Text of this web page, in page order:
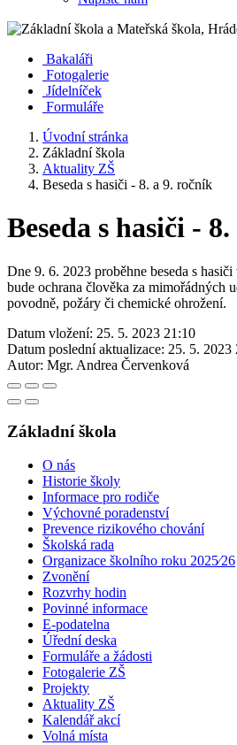
Bakaláři
Fotogalerie
Jídelníček
Formuláře
Úvodní stránka
Základní škola
Aktuality ZŠ
Beseda s hasiči - 8. a 9. ročník
Beseda s hasiči -
Dne 9. 6. 2023 proběhne beseda s
bude ochrana člověka za mimořádných
povodně, požáry či chemické ohrožení.
Datum vložení: 25. 5. 2023 21:10
Datum poslední aktualizace: 25. 5. 2023
Autor: Mgr. Andrea Červenková
Základní škola
O nás
Historie školy
Informace pro rodiče
Výchovné poradenství
Prevence rizikového chování
Školská rada
Organizace školního roku 2025⁄26
Zvonění
Rozvrhy hodin
Povinné informace
E-podatelna
Úřední deska
Formuláře a žádosti
Fotogalerie ZŠ
Projekty
Aktuality ZŠ
Kalendář akcí
Volná místa